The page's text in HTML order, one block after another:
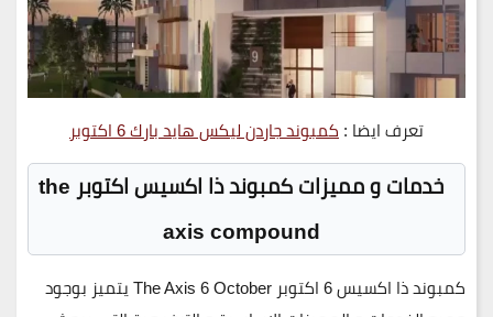
تعرف ايضا :كمبوند جاردن ليكس هايد بارك 6 اكتوبر
خدمات و مميزات كمبوند ذا اكسيس اكتوبر the
axis compound
كمبوند ذا اكسيس 6 اكتوبر The Axis 6 October يتميز بوجود